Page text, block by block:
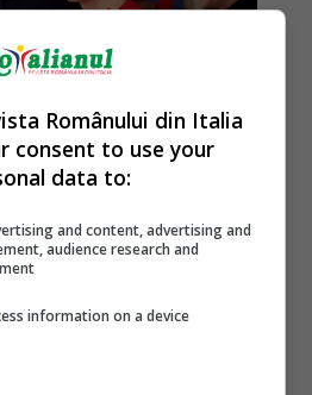
Românului din Italia
consent to use your
data to:
and content, advertising and
audience research and
information on a device